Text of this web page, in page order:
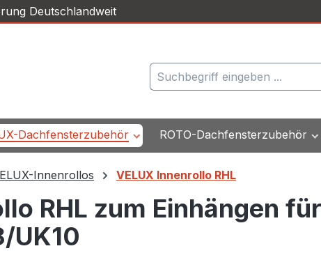
Deutschlandweit
Dachfensterzubehör ROTO-Dachfensterzubehör
Innenrollos VELUX Innenrollo RHL
RHL zum Einhängen
UK10